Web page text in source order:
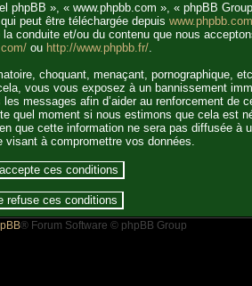
», « www.phpbb.com », « phpBB
peut être téléchargée depuis www.phpbb.com
conduite et/ou du contenu que nous
ou http://www.phpbb.fr/.
choquant, menaçant, pornographique,
vous vous exposez à un bannissement
messages afin d’aider au renforcement
quel moment si nous estimons que cela est
que cette information ne sera pas diffusée à
à compromettre vos données.
® Forum Software © phpBB Group